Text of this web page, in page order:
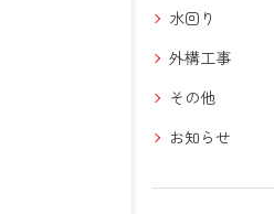
水回り
外構工事
その他
お知らせ